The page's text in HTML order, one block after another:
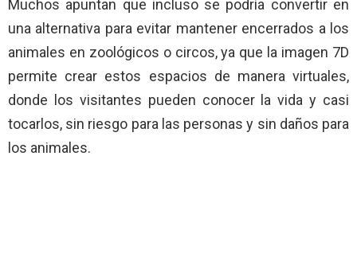
Muchos apuntan que incluso se podría convertir en
una alternativa para evitar mantener encerrados a los
animales en zoológicos o circos, ya que la imagen 7D
permite crear estos espacios de manera virtuales,
donde los visitantes pueden conocer la vida y casi
tocarlos, sin riesgo para las personas y sin daños para
los animales.